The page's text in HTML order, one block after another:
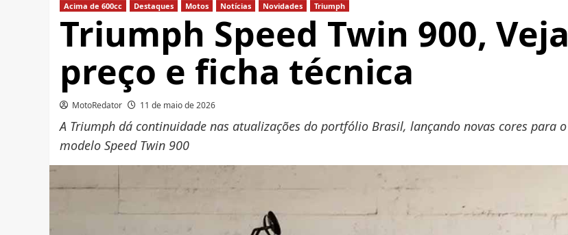
Acima de 600cc Destaques Motos Notícias Novidades Triumph
Triumph Speed Twin 900, Veja
preço e ficha técnica
MotoRedator 11 de maio de 2026
A Triumph dá continuidade nas atualizações do portfólio Brasil, lançando novas cores para o
modelo Speed Twin 900